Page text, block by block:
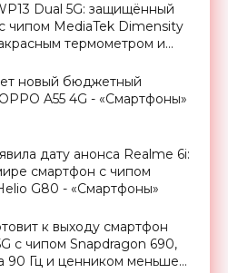
Dual 5G: защищённый
чипом MediaTek Dimensity
термометром и
новый бюджетный
A55 4G - «Смартфоны»
дату анонса Realme 6i:
смартфон с чипом
G80 - «Смартфоны»
к выходу смартфон
с чипом Snapdragon 690,
90 Гц и ценником меньше